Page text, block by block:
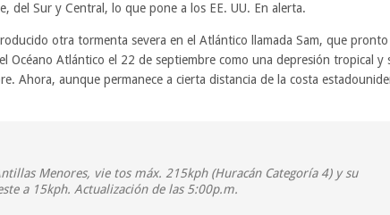
del Sur y Central, lo que pone a los EE. UU. En alerta.
otra tormenta severa en el Atlántico llamada Sam, que
Océano Atlántico el 22 de septiembre como una depresión tropical y
Ahora, aunque permanece a cierta distancia de la costa
Menores, vie tos máx. 215kph (Huracán Categoría 4) y su
a 15kph. Actualización de las 5:00p.m.